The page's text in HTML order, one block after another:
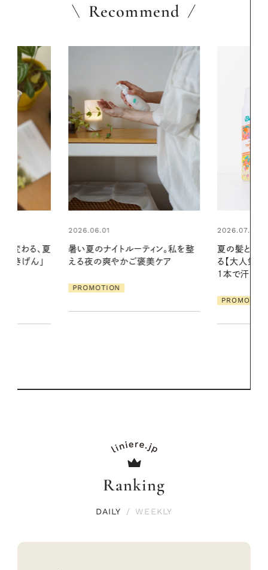
Recommend
ン。私を整
ケア
2026.07.24
夏の髪と心が瞬時にリフレッシュす
る【大人気のドライシャンプー】 この
2026.07.21
リーとの重
Ranking
DAILY / WEEKLY